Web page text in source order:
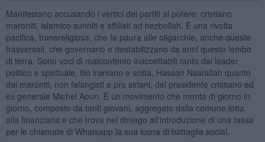
Manifestano accusando i vertici dei partiti al potere: cristiano
maroniti, islamico sunniti e affiliati ad hezbollah. È una rivolta
pacifica, transreligiosa, che fa paura alle oligarchie, anche queste
trasversali, che governano e destabilizzano da anni questo lembo
di terra. Sono voci di malcontento inaccettabili tanto dal leader
politico e spirituale, filo iraniano e sciita, Hassan Nasrallah quanto
dai maroniti, non falangisti e pro siriani, del presidente cristiano ed
ex generale Michel Aoun. È un movimento che monta di giorno in
giorno, composto da tanti giovani, aggregato dalla comune lotta
alla finanziaria e che trova nel diniego all'introduzione di una tassa
per le chiamate di Whatsapp la sua icona di battaglia social.